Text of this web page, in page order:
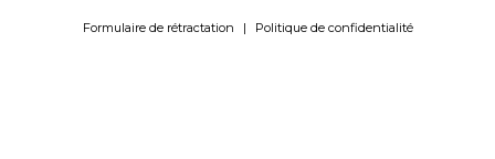
Formulaire de rétractation | Politique de confidentialité